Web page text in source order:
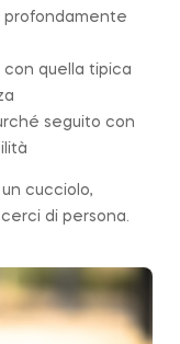
profondamente
con quella tipica
seguito con
cucciolo,
di persona.